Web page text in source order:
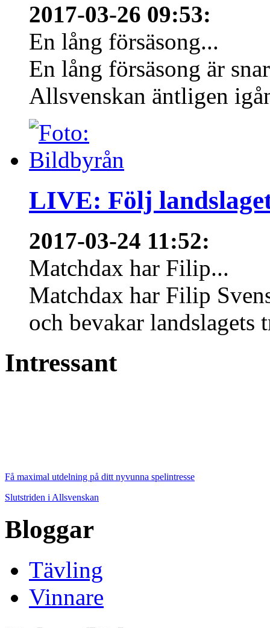
2017-03-26 09:53:
En lång försäsong...
En lång försäsong är
Allsvenskan äntligen
LIVE: Följ
2017-03-24 11:52:
Matchdax har Filip...
Matchdax har Filip
och bevakar landslagets
Intressant
Få maximal utdelning på ditt nyvunna spelintresse
Slutstriden i Allsvenskan
Bloggar
Tävling
Vinnare